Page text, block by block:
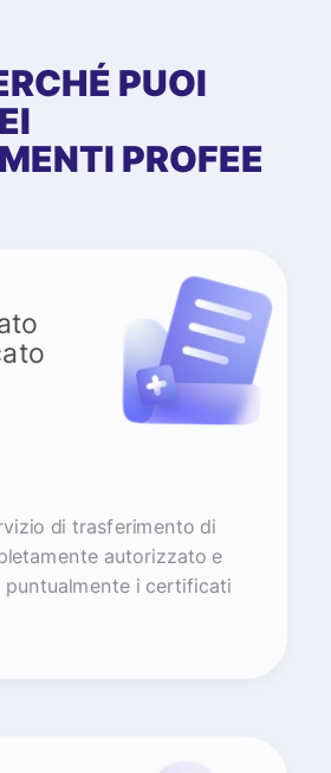
PUOI
PROFEE
di trasferimento di
autorizzato e
puntualmente i certificati